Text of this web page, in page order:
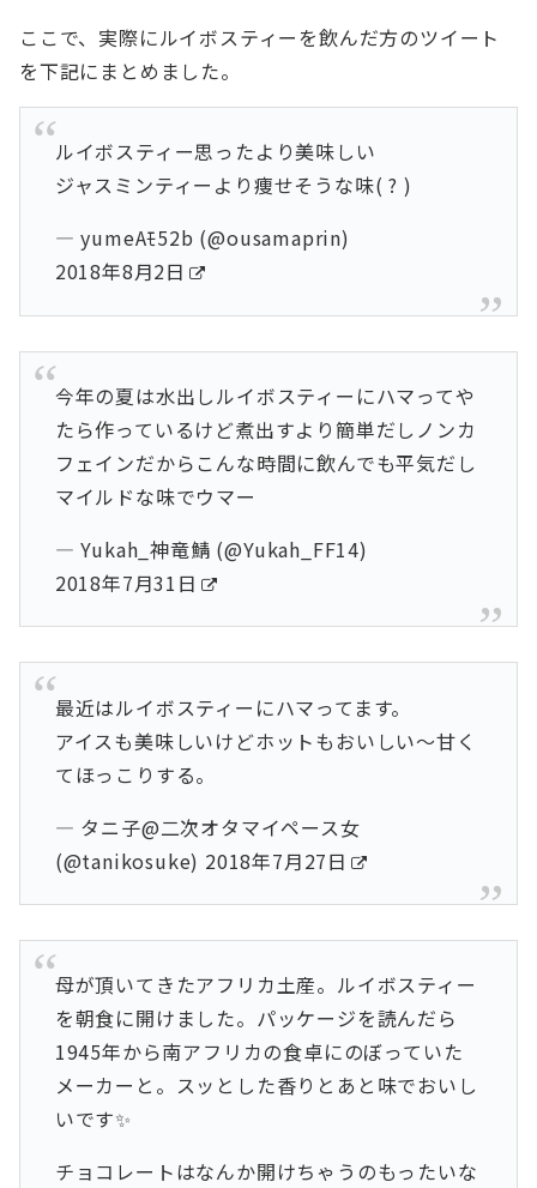
ここで、実際にルイボスティーを飲んだ方のツイート
を下記にまとめました。
ルイボスティー思ったより美味しい
ジャスミンティーより痩せそうな味( ? )
— yumeAﾓ52b (@ousamaprin)
2018年8月2日
今年の夏は水出しルイボスティーにハマってや
たら作っているけど煮出すより簡単だしノンカ
フェインだからこんな時間に飲んでも平気だし
マイルドな味でウマー
— Yukah_神竜鯖 (@Yukah_FF14)
2018年7月31日
最近はルイボスティーにハマってます。
アイスも美味しいけどホットもおいしい〜甘く
てほっこりする。
— タニ子@二次オタマイペース女
(@tanikosuke) 2018年7月27日
母が頂いてきたアフリカ土産。ルイボスティー
を朝食に開けました。パッケージを読んだら
1945年から南アフリカの食卓にのぼっていた
メーカーと。スッとした香りとあと味でおいし
いです✨
チョコレートはなんか開けちゃうのもったいな